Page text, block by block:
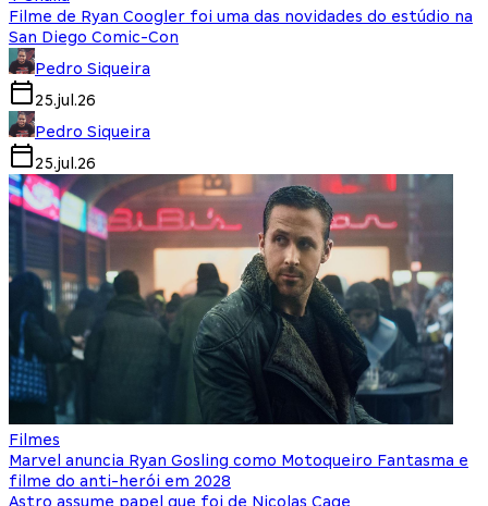
Filme de Ryan Coogler foi uma das novidades do estúdio na
San Diego Comic-Con
Pedro Siqueira
25.jul.26
Pedro Siqueira
25.jul.26
Filmes
Marvel anuncia Ryan Gosling como Motoqueiro Fantasma e
filme do anti-herói em 2028
Astro assume papel que foi de Nicolas Cage